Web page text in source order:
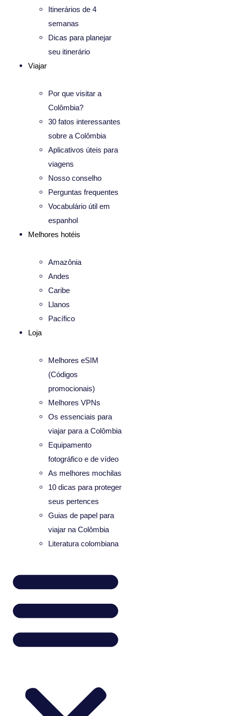
Itinerários de 4
semanas
Dicas para planejar
seu itinerário
Viajar
Por que visitar a
Colômbia?
30 fatos interessantes
sobre a Colômbia
Aplicativos úteis para
viagens
Nosso conselho
Perguntas frequentes
Vocabulário útil em
espanhol
Melhores hotéis
Amazônia
Andes
Caribe
Llanos
Pacífico
Loja
Melhores eSIM
(Códigos
promocionais)
Melhores VPNs
Os essenciais para
viajar para a Colômbia
Equipamento
fotográfico e de vídeo
As melhores mochilas
10 dicas para proteger
seus pertences
Guias de papel para
viajar na Colômbia
Literatura colombiana